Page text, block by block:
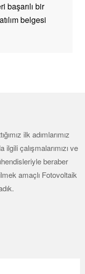
başarılı bir
belgesi
ilk adımlarımız
çalışmalarımızı ve
beraber
amaçlı Fotovoltaik